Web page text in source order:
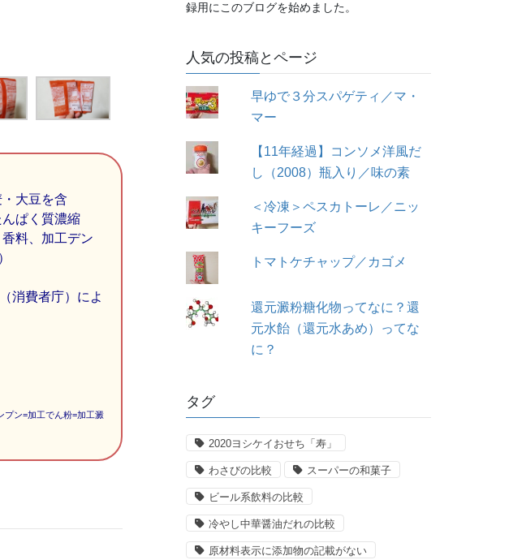
大豆を含
ぱく質濃縮
料、加工デン
消費者庁）によ
プン=加工でん粉=加工澱
録用にこのブログを始めました。
人気の投稿とページ
早ゆで３分スパゲティ／マ・
マー
【11年経過】コンソメ洋風だ
し（2008）瓶入り／味の素
＜冷凍＞ペスカトーレ／ニッ
キーフーズ
トマトケチャップ／カゴメ
還元澱粉糖化物ってなに？還
元水飴（還元水あめ）ってな
に？
タグ
2020ヨシケイおせち「寿」
わさびの比較 スーパーの和菓子
ビール系飲料の比較
冷やし中華醤油だれの比較
原材料表示に添加物の記載がない